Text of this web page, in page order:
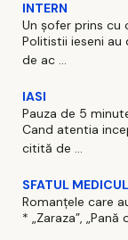
INTERN
Un șofer prins cu
Politistii ieseni au
de ac ...
IASI
Pauza de 5
Cand atentia
citită de ...
SFATUL
Romanțele care
* „Zaraza”,